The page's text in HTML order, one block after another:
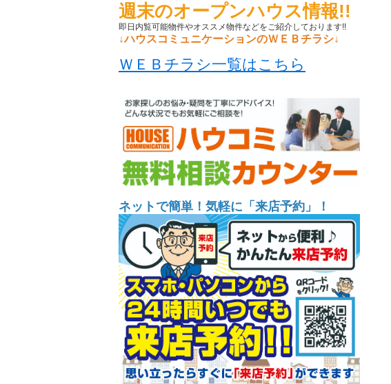
週末のオープンハウス情報!!
即日内覧可能物件やオススメ物件などをご紹介しております!!
↓ハウスコミュニケーションのＷＥＢチラシ↓
ＷＥＢチラシ一覧はこちら
ネットで簡単！気軽に「来店予約」！